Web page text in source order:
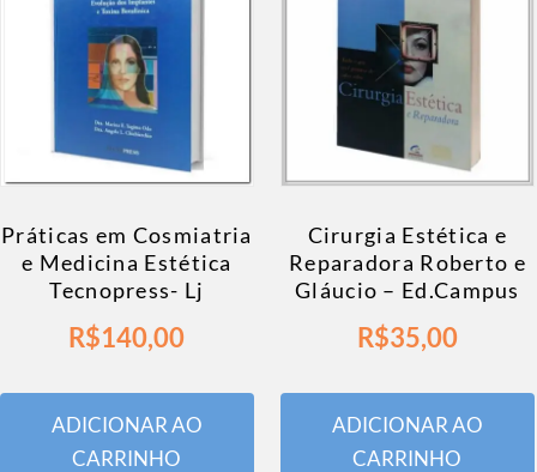
Práticas em Cosmiatria
e Medicina Estética
Tecnopress- Lj
R$140,00
ADICIONAR AO
CARRINHO
Cirurgia Estética e
Reparadora Roberto e
Gláucio – Ed.Campus
R$35,00
ADICIONAR AO
CARRINHO